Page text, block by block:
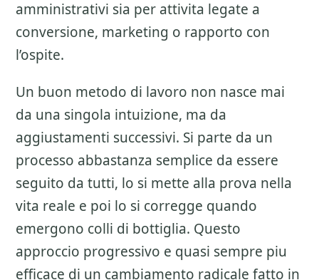
amministrativi sia per attivita legate a
conversione, marketing o rapporto con
l’ospite.
Un buon metodo di lavoro non nasce mai
da una singola intuizione, ma da
aggiustamenti successivi. Si parte da un
processo abbastanza semplice da essere
seguito da tutti, lo si mette alla prova nella
vita reale e poi lo si corregge quando
emergono colli di bottiglia. Questo
approccio progressivo e quasi sempre piu
efficace di un cambiamento radicale fatto in